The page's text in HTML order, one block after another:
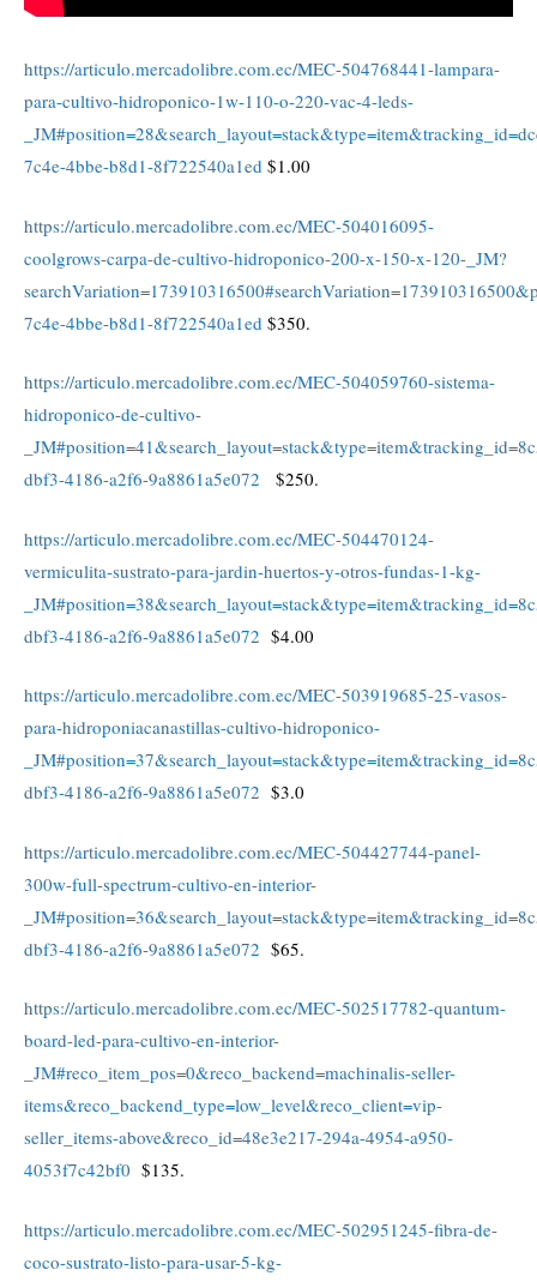
https://articulo.mercadolibre.com.ec/MEC-504768441-lampara-
para-cultivo-hidroponico-1w-110-o-220-vac-4-leds-
7c4e-4bbe-b8d1-8f722540a1ed $1.00
https://articulo.mercadolibre.com.ec/MEC-504016095-
coolgrows-carpa-de-cultivo-hidroponico-200-x-150-x-120-_JM?
7c4e-4bbe-b8d1-8f722540a1ed $350.
https://articulo.mercadolibre.com.ec/MEC-504059760-sistema-
hidroponico-de-cultivo-
dbf3-4186-a2f6-9a8861a5e072 $250.
https://articulo.mercadolibre.com.ec/MEC-504470124-
vermiculita-sustrato-para-jardin-huertos-y-otros-fundas-1-kg-
dbf3-4186-a2f6-9a8861a5e072 $4.00
https://articulo.mercadolibre.com.ec/MEC-503919685-25-vasos-
para-hidroponiacanastillas-cultivo-hidroponico-
dbf3-4186-a2f6-9a8861a5e072 $3.0
https://articulo.mercadolibre.com.ec/MEC-504427744-panel-
300w-full-spectrum-cultivo-en-interior-
dbf3-4186-a2f6-9a8861a5e072 $65.
https://articulo.mercadolibre.com.ec/MEC-502517782-quantum-
board-led-para-cultivo-en-interior-
_JM#reco_item_pos=0&reco_backend=machinalis-seller-
items&reco_backend_type=low_level&reco_client=vip-
seller_items-above&reco_id=48e3e217-294a-4954-a950-
4053f7c42bf0 $135.
https://articulo.mercadolibre.com.ec/MEC-502951245-fibra-de-
coco-sustrato-listo-para-usar-5-kg-